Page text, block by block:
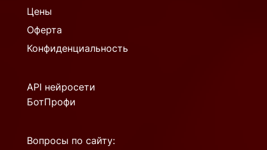
Цены
Оферта
Конфиденциальность
API нейросети
БотПрофи
Вопросы по сайту: